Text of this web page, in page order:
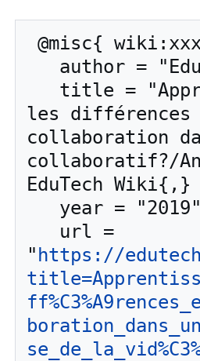
les
collaboration
collaboratif?/
EduTech
" https://